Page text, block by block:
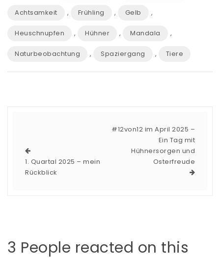
Achtsamkeit , Frühling , Gelb ,
Heuschnupfen , Hühner , Mandala ,
Naturbeobachtung , Spaziergang , Tiere
1. Quartal 2025 – mein
Rückblick
#12von12 im April 2025 –
Ein Tag mit
Hühnersorgen und
Osterfreude
3 People reacted on this